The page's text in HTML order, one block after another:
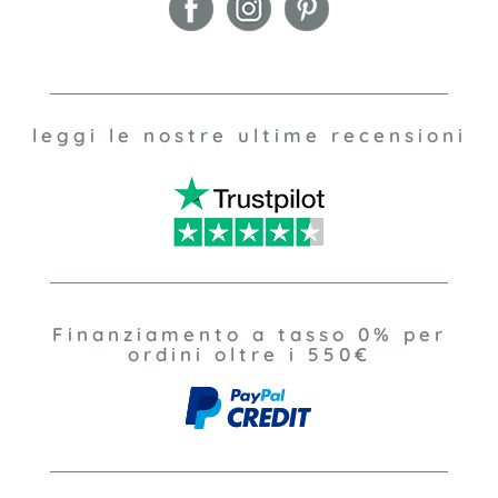
leggi le nostre ultime recensioni
Finanziamento a tasso 0% per
ordini oltre i 550€